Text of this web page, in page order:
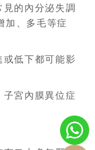
見的內分泌失調
加、多毛等症
或低下都可能影
子宮內膜異位症